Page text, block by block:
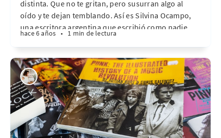
distinta. Que no te gritan, pero susurran algo al
oído y te dejan temblando. Así es Silvina Ocampo,
una escritora argentina que escribió como nadie
Victoria
hace 6 años • 1 min de lectura